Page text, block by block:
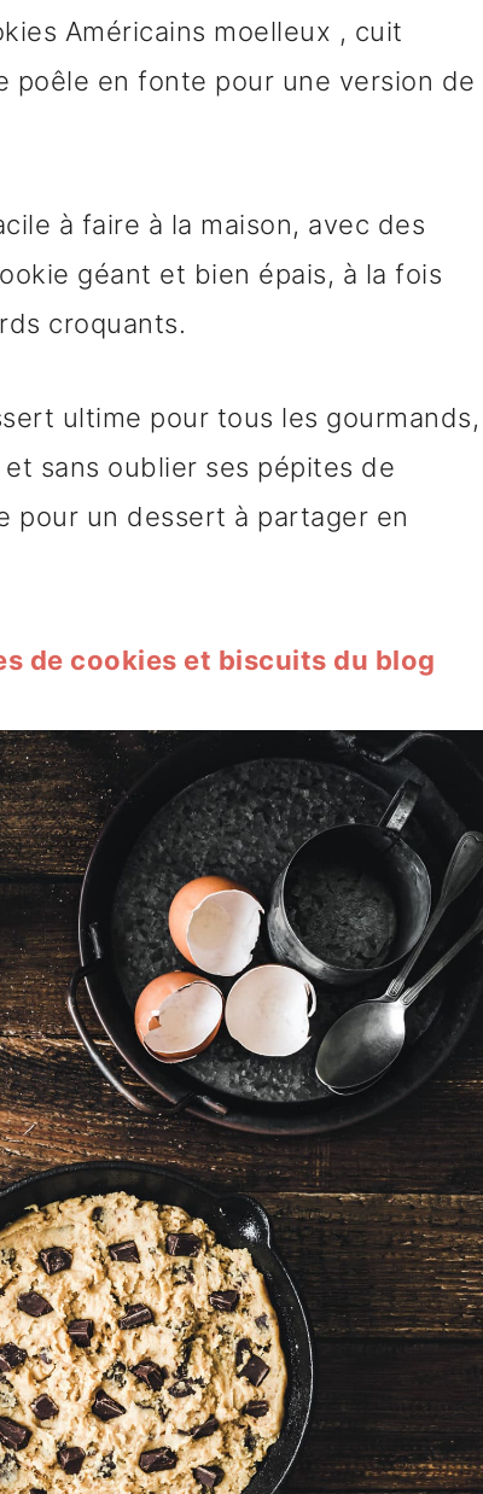
Américains moelleux , cuit
poêle en fonte pour une version de
à faire à la maison, avec des
géant et bien épais, à la fois
croquants.
ultime pour tous les gourmands,
sans oublier ses pépites de
pour un dessert à partager en
de cookies et biscuits du blog